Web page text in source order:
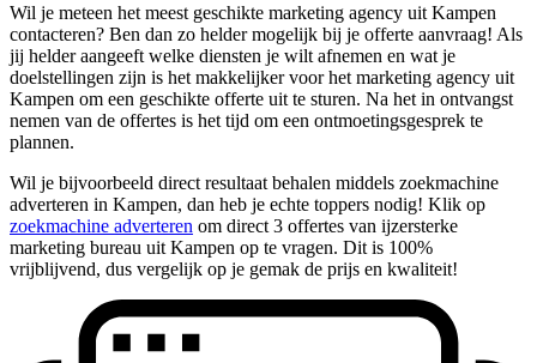
Wil je meteen het meest geschikte marketing agency uit Kampen
contacteren? Ben dan zo helder mogelijk bij je offerte aanvraag! Als
jij helder aangeeft welke diensten je wilt afnemen en wat je
doelstellingen zijn is het makkelijker voor het marketing agency uit
Kampen om een geschikte offerte uit te sturen. Na het in ontvangst
nemen van de offertes is het tijd om een ontmoetingsgesprek te
plannen.
Wil je bijvoorbeeld direct resultaat behalen middels zoekmachine
adverteren in Kampen, dan heb je echte toppers nodig! Klik op
zoekmachine adverteren om direct 3 offertes van ijzersterke
marketing bureau uit Kampen op te vragen. Dit is 100%
vrijblijvend, dus vergelijk op je gemak de prijs en kwaliteit!